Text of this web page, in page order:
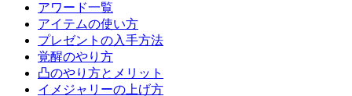
アワード一覧
アイテムの使い方
プレゼントの入手方法
覚醒のやり方
凸のやり方とメリット
イメジャリーの上げ方